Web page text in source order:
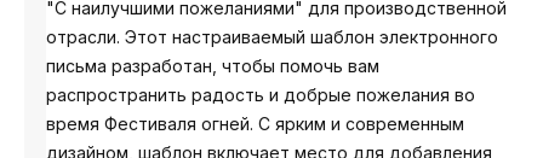
"С наилучшими пожеланиями" для производственной
отрасли. Этот настраиваемый шаблон электронного
письма разработан, чтобы помочь вам
распространить радость и добрые пожелания во
время Фестиваля огней. С ярким и современным
дизайном, шаблон включает место для добавления